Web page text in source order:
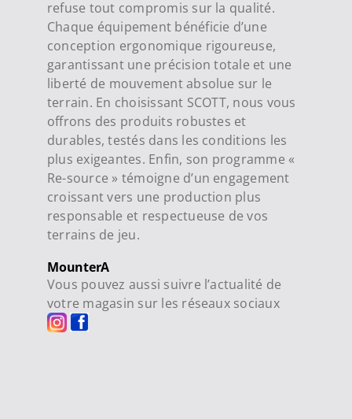
refuse tout compromis sur la qualité.
Chaque équipement bénéficie d’une
conception ergonomique rigoureuse,
garantissant une précision totale et une
liberté de mouvement absolue sur le
terrain. En choisissant SCOTT, nous vous
offrons des produits robustes et
durables, testés dans les conditions les
plus exigeantes. Enfin, son programme «
Re-source » témoigne d’un engagement
croissant vers une production plus
responsable et respectueuse de vos
terrains de jeu.
MounterA
Vous pouvez aussi suivre l’actualité de
votre magasin sur les réseaux sociaux